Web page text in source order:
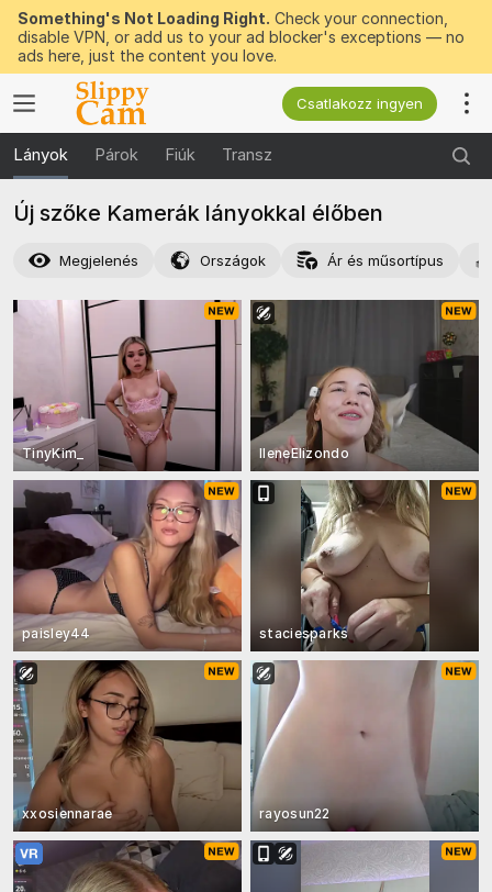
Something's Not Loading Right. Check your connection,
disable VPN, or add us to your ad blocker's exceptions — no
ads here, just the content you love.
Csatlakozz ingyen
Lányok Párok Fiúk Transz
Új szőke Kamerák lányokkal élőben
Megjelenés Országok Ár és műsortípus
TinyKim_ IleneElizondo
paisley44 staciesparks
xxosiennarae rayosun22